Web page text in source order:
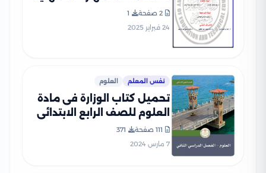
للصف الرابع الإبتدائي الترم
الثاني 2025 بصيغة PDF
2 صفحة
1
24 فبراير 2025
نفس المعلم العلوم
تحميل كتاب الوزارة فى مادة
العلوم للصف الرابع الابتدائى
الترم الثانى 2024 بصيغة PDF
111 صفحة
371
7 مارس 2024